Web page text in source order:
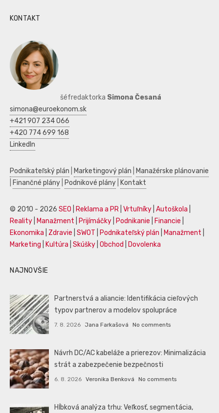
KONTAKT
šéfredaktorka Simona Česaná
simona@euroekonom.sk
+421 907 234 066
+420 774 699 168
LinkedIn
Podnikateľský plán Marketingový plán
Manažérske plánovanie
Finančné plány Podnikové plány Kontakt
© 2010 - 2026 SEO Reklama a PR Vrtuľníky Autoškola
Reality
Manažment Prijímáčky Podnikanie Financie
Ekonomika
Zdravie SWOT Podnikateľský plán Manažment
Marketing
Kultúra Skúšky Obchod Dovolenka
NAJNOVŠIE
Partnerstvá a aliancie: Identifikácia cieľových
typov partnerov a modelov spolupráce
7. 8. 2026 Jana Farkašová No comments
Návrh DC/AC kabeláže a prierezov: Minimalizácia
strát a zabezpečenie bezpečnosti
6. 8. 2026 Veronika Benková No comments
Hĺbková analýza trhu: Veľkosť, segmentácia,